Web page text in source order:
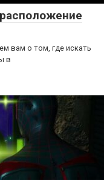
вам о том, где искать
в